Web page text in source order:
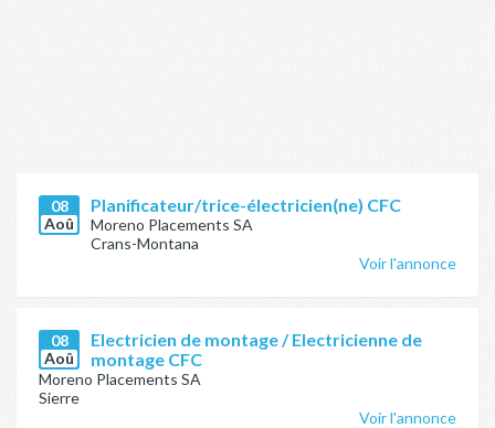
08
Aoû
Planificateur/trice-électricien(ne) CFC
Moreno Placements SA
Crans-Montana
Voir l'annonce
08
Aoû
Electricien de montage / Electricienne de
montage CFC
Moreno Placements SA
Sierre
Voir l'annonce